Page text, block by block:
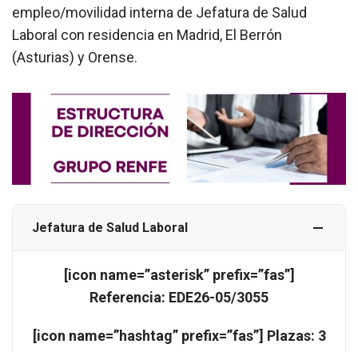
empleo/movilidad interna de Jefatura de Salud
Laboral con residencia en Madrid, El Berrón
(Asturias) y Orense.
Jefatura de Salud Laboral
[icon name=”asterisk” prefix=”fas”]
Referencia: EDE26-05/3055
[icon name=”hashtag” prefix=”fas”] Plazas: 3